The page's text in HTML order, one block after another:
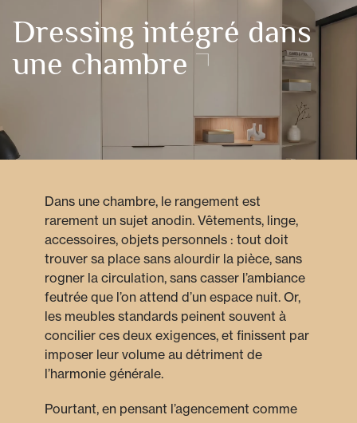
Dressing intégré dans
une chambre
Dans une chambre, le rangement est
rarement un sujet anodin. Vêtements, linge,
accessoires, objets personnels : tout doit
trouver sa place sans alourdir la pièce, sans
rogner la circulation, sans casser l’ambiance
feutrée que l’on attend d’un espace nuit. Or,
les meubles standards peinent souvent à
concilier ces deux exigences, et finissent par
imposer leur volume au détriment de
l’harmonie générale.
Pourtant, en pensant l’agencement comme